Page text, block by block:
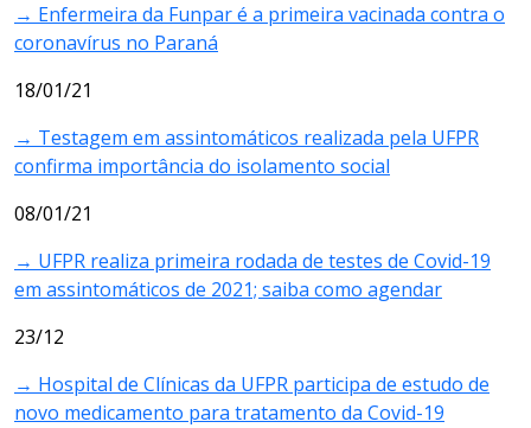
→ Enfermeira da Funpar é a primeira vacinada contra o
coronavírus no Paraná
18/01/21
→ Testagem em assintomáticos realizada pela UFPR
confirma importância do isolamento social
08/01/21
→ UFPR realiza primeira rodada de testes de Covid-19
em assintomáticos de 2021; saiba como agendar
23/12
→ Hospital de Clínicas da UFPR participa de estudo de
novo medicamento para tratamento da Covid-19